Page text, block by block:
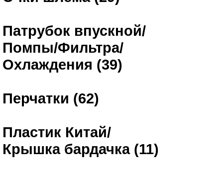
Патрубок впускной/
Помпы/Фильтра/
Охлаждения (39)
Перчатки (62)
Пластик Китай/
Крышка бардачка (11)